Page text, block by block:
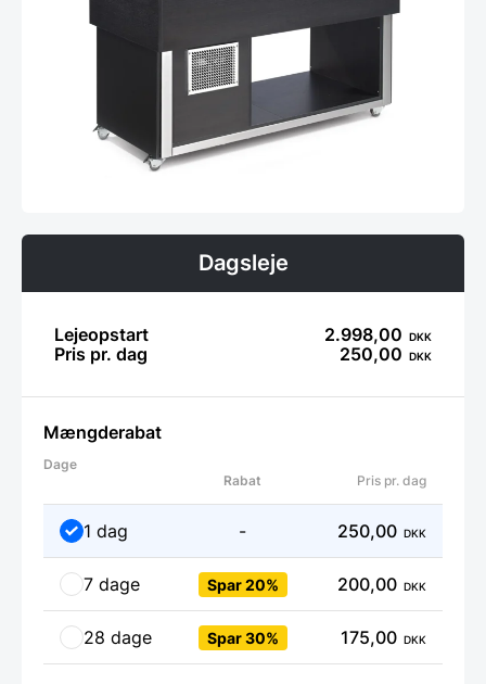
Dagsleje
Lejeopstart 2.998,00 DKK
Pris pr. dag 250,00 DKK
Mængderabat
Dage
Rabat
Pris pr. dag
1 dag - 250,00 DKK
7 dage Spar 20% 200,00 DKK
28 dage Spar 30% 175,00 DKK